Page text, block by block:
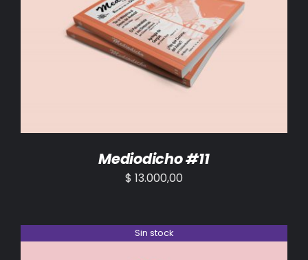
AÑADIR AL CARRITO / DETALLES
Mediodicho #11
$ 13.000,00
Sin stock